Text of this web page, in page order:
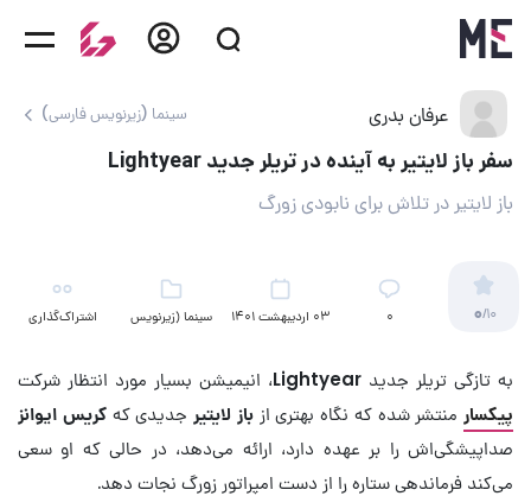
عرفان بدری سینما (زیرنویس فارسی)
سفر باز لایتیر به آینده در تریلر جدید Lightyear
باز لایتیر در تلاش برای نابودی زورگ
0/10 ۰ 03 اردیبهشت 1401
سینما (زیرنویس
اشتراک‌گذاری
به تازگی تریلر جدید Lightyear، انیمیشن بسیار مورد انتظار شرکت
پیکسار منتشر شده که نگاه بهتری ازباز لایتیر جدیدی کهکریس ایوانز
صداپیشگی‌اش را بر عهده دارد، ارائه می‌دهد، در حالی که او سعی
می‌کند فرماندهی ستاره را از دست امپراتور زورگ نجات دهد.